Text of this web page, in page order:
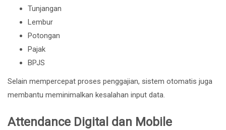
Tunjangan
Lembur
Potongan
Pajak
BPJS
Selain mempercepat proses penggajian, sistem otomatis juga
membantu meminimalkan kesalahan input data.
Attendance Digital dan Mobile